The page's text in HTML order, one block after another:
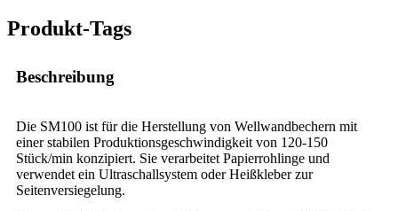
Produkt-Tags
Beschreibung
Die SM100 ist für die Herstellung von Wellwandbechern mit
einer stabilen Produktionsgeschwindigkeit von 120-150
Stück/min konzipiert. Sie verarbeitet Papierrohlinge und
verwendet ein Ultraschallsystem oder Heißkleber zur
Seitenversiegelung.